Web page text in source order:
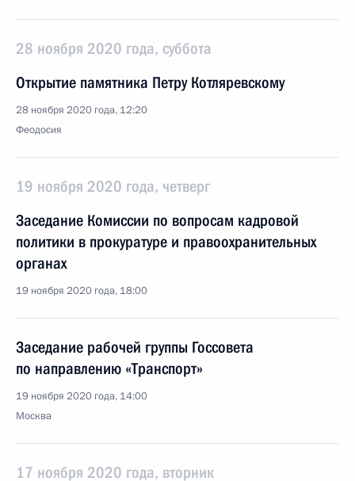
28 ноября 2020 года, суббота
Открытие памятника Петру Котляревскому
28 ноября 2020 года, 12:20
Феодосия
19 ноября 2020 года, четверг
Заседание Комиссии по вопросам кадровой
политики в прокуратуре и правоохранительных
органах
19 ноября 2020 года, 18:00
Заседание рабочей группы Госсовета
по направлению «Транспорт»
19 ноября 2020 года, 14:00
Москва
17 ноября 2020 года, вторник